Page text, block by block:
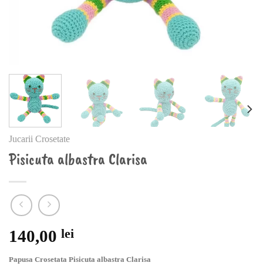
Jucarii Crosetate
Pisicuta albastra Clarisa
140,00 lei
Papusa Crosetata Pisicuta albastra Clarisa